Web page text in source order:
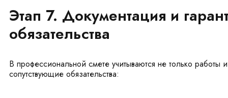
Этап 7. Документация и
обязательства
В профессиональной смете учитываются не только работы
сопутствующие обязательства: